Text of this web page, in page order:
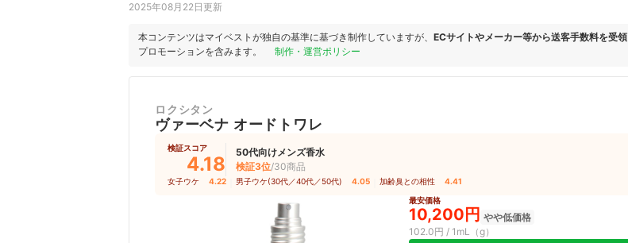
2025年08月22日更新
本コンテンツはマイベストが独自の基準に基づき制作していますが、 ECサイトやメーカー等から送客手数料を受領
プロモーションを含みます。
制作・運営ポリシー
ロクシタン
ヴァーベナ オードトワレ
検証スコア
4.18
50代向けメンズ香水
検証3位/30商品
女子ウケ 4.22 男子ウケ(30代／40代／50代) 4.05 加齢臭との相性 4.41
最安価格
10,200円 やや低価格
102.0円 / 1mL（g）